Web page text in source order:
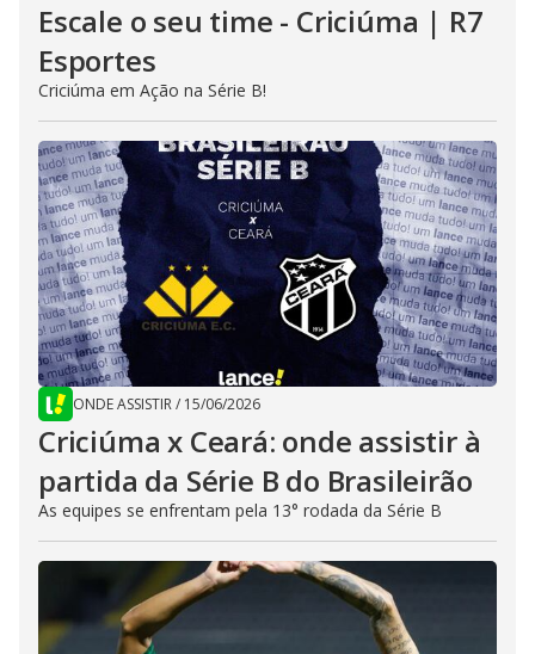
Escale o seu time - Criciúma | R7
Esportes
Criciúma em Ação na Série B!
ONDE ASSISTIR/ 15/06/2026
Criciúma x Ceará: onde assistir à
partida da Série B do Brasileirão
As equipes se enfrentam pela 13° rodada da Série B